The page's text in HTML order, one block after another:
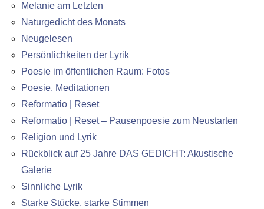
Melanie am Letzten
Naturgedicht des Monats
Neugelesen
Persönlichkeiten der Lyrik
Poesie im öffentlichen Raum: Fotos
Poesie. Meditationen
Reformatio | Reset
Reformatio | Reset – Pausenpoesie zum Neustarten
Religion und Lyrik
Rückblick auf 25 Jahre DAS GEDICHT: Akustische
Galerie
Sinnliche Lyrik
Starke Stücke, starke Stimmen